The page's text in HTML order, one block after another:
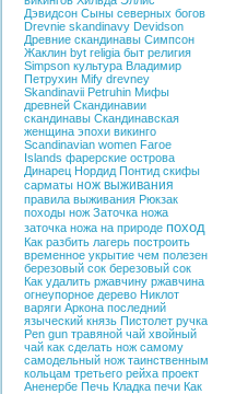
Дэвидсон Сыны северных богов
Drevnie skandinavy Devidson
Древние скандинавы Симпсон
Жаклин byt religia быт религия
Simpson культура Владимир
Петрухин Mify drevney
Skandinavii Petruhin Мифы
древней Скандинавии
скандинавы Скандинавская
женщина эпохи викинго
Scandinavian women Faroe
Islands фарерские острова
Динарец Нордид Понтид скифы
сарматы нож выживания
правила выживания Рюкзак
походы нож Заточка ножа
заточка ножа на природе поход
Как разбить лагерь построить
временное укрытие чем полезен
березовый сок березовый сок
Как удалить ржавчину ржавчина
огнеупорное дерево Никлот
варяги Аркона последний
языческий князь Пистолет ручка
Pen gun травяной чай хвойный
чай как сделать нож самому
самодельный нож таинственным
кольцам третьего рейха проект
Аненербе Печь Кладка печи Как